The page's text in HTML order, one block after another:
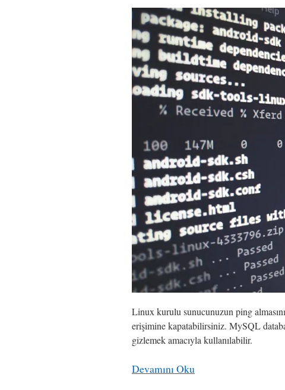
Linux kurulu sunucunuzun ping
erişimine kapatabilirsiniz. MySQL
gizlemek amacıyla kullanılabilir.
Devamını Oku